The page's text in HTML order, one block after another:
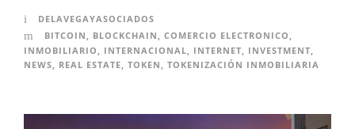
DELAVEGAYASOCIADOS
BITCOIN , BLOCKCHAIN , COMERCIO ELECTRONICO ,
INMOBILIARIO , INTERNACIONAL, INTERNET, INVESTMENT,
NEWS, REAL ESTATE, TOKEN , TOKENIZACIÓN INMOBILIARIA